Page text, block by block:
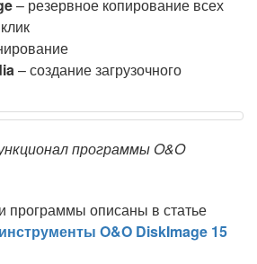
– резервное копирование всех
– создание загрузочного
программы O&O
программы описаны в статье
O&O DiskImage 15